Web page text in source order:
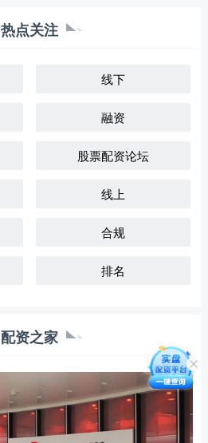
热点关注
线下
融资
股票配资论坛
线上
合规
排名
配资之家